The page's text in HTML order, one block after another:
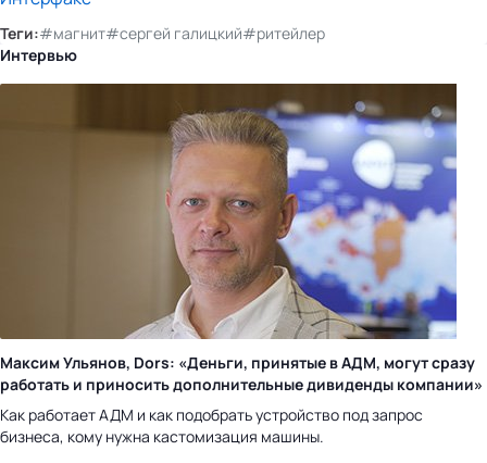
Теги:#магнит#сергей галицкий#ритейлер
Интервью
Максим Ульянов, Dors: «Деньги, принятые в АДМ, могут сразу
работать и приносить дополнительные дивиденды компании»
Как работает АДМ и как подобрать устройство под запрос
бизнеса, кому нужна кастомизация машины.